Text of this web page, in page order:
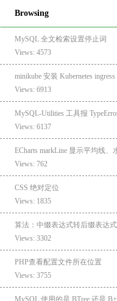
Browsing
MySQL 全文检索设置停止词
Views: 4573
minikube 安装 Kubernetes
Views: 6913
Views: 6137
ECharts markLine 显示平均线
Views: 762
CSS 绝对定位
Views: 1835
算法：中缀表达式转后缀表达式
Views: 3302
PHP查看配置文件所在位置
Views: 3755
MySQL 使用的是 BTree 还是